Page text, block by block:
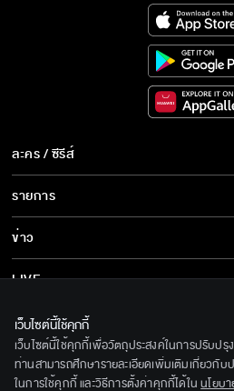
ละคร / ซีรีส์
ละคร/ซีรีส์
ซีรีส์นานาชาติ
การ์ตูน & เกม
รายการ
รายการทั้งหมด
ข่าว
ข่าวทั้งหมด
ข่าวประชาสัมพันธ์
LIVE
เกี่ยวกับเรา
BEC World
รู้จักเรา
ติดตามเราได้ที่
เว็บไซต์นี้ใช้คุกกี้
เว็บไซต์นี้ใช้คุกกี้เพื่อวัตถุประสงค์ในการปรับปรุ
ท่านสามารถศึกษารายละเอียดเพิ่มเติมเกี่ยวกับ
ในการใช้คุกกี้ และวิธีการตั้งค่าคุกกี้ได้ใน นโยบ